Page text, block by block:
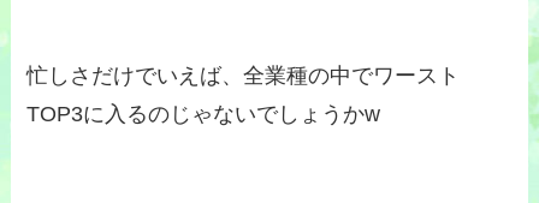
忙しさだけでいえば、全業種の中でワースト
TOP3に入るのじゃないでしょうかw